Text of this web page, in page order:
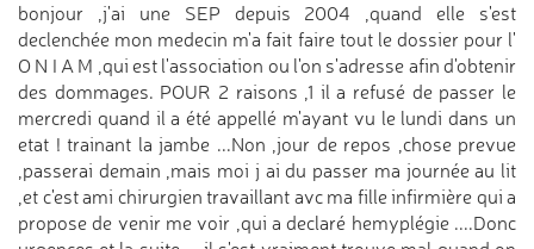
bonjour ,j'ai une SEP depuis 2004 ,quand elle s'est
declenchée mon medecin m'a fait faire tout le dossier pour l'
O N I A M ,qui est l'association ou l'on s'adresse afin d'obtenir
des dommages. POUR 2 raisons ,1 il a refusé de passer le
mercredi quand il a été appellé m'ayant vu le lundi dans un
etat ! trainant la jambe ...Non ,jour de repos ,chose prevue
,passerai demain ,mais moi j ai du passer ma journée au lit
,et c'est ami chirurgien travaillant avc ma fille infirmière qui a
propose de venir me voir ,qui a declaré hemyplégie ....Donc